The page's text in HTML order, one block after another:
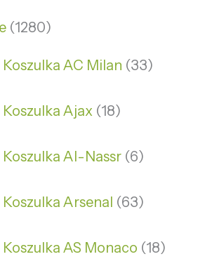
1280
Koszulka AC Milan 33
Koszulka Ajax 18
Koszulka Al-Nassr 6
Koszulka Arsenal 63
Koszulka AS Monaco 18